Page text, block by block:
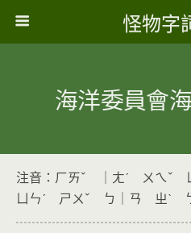
怪物字
海洋委員會
注音：ㄏㄞˇ ｜ㄤˊ ㄨㄟˇ
ㄩㄣˊ ㄕㄨˇ ㄅ｜ㄢ ㄓˋ